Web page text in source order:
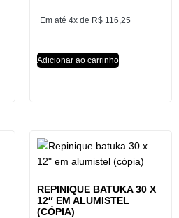
Em até 4x de R$ 116,25
Adicionar ao carrinho
REPINIQUE BATUKA 30 X
12″ EM ALUMISTEL
(CÓPIA)